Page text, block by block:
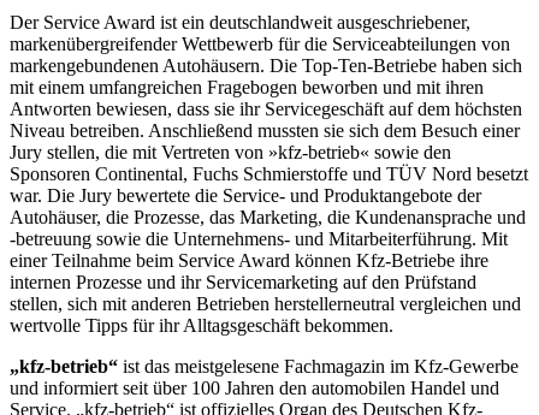
Der Service Award ist ein deutschlandweit ausgeschriebener,
markenübergreifender Wettbewerb für die Serviceabteilungen von
markengebundenen Autohäusern. Die Top-Ten-Betriebe haben sich
mit einem umfangreichen Fragebogen beworben und mit ihren
Antworten bewiesen, dass sie ihr Servicegeschäft auf dem höchsten
Niveau betreiben. Anschließend mussten sie sich dem Besuch einer
Jury stellen, die mit Vertreten von »kfz-betrieb« sowie den
Sponsoren Continental, Fuchs Schmierstoffe und TÜV Nord besetzt
war. Die Jury bewertete die Service- und Produktangebote der
Autohäuser, die Prozesse, das Marketing, die Kundenansprache und
-betreuung sowie die Unternehmens- und Mitarbeiterführung. Mit
einer Teilnahme beim Service Award können Kfz-Betriebe ihre
internen Prozesse und ihr Servicemarketing auf den Prüfstand
stellen, sich mit anderen Betrieben herstellerneutral vergleichen und
wertvolle Tipps für ihr Alltagsgeschäft bekommen.
„kfz-betrieb“ ist das meistgelesene Fachmagazin im Kfz-Gewerbe
und informiert seit über 100 Jahren den automobilen Handel und
Service. „kfz-betrieb“ ist offizielles Organ des Deutschen Kfz-